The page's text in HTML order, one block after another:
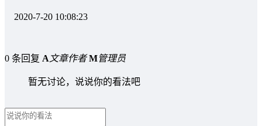
2020-7-20 10:08:23
0 条回复 A文章作者 M管理员
暂无讨论，说说你的看法吧